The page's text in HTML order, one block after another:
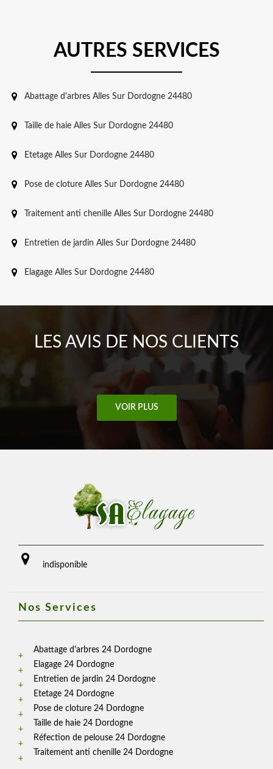
AUTRES SERVICES
Abattage d'arbres Alles Sur Dordogne 24480
Taille de haie Alles Sur Dordogne 24480
Etetage Alles Sur Dordogne 24480
Pose de cloture Alles Sur Dordogne 24480
Traitement anti chenille Alles Sur Dordogne 24480
Entretien de jardin Alles Sur Dordogne 24480
Elagage Alles Sur Dordogne 24480
LES AVIS DE NOS CLIENTS
VOIR PLUS
indisponible
Nos Services
Abattage d'arbres 24 Dordogne
Elagage 24 Dordogne
Entretien de jardin 24 Dordogne
Etetage 24 Dordogne
Pose de cloture 24 Dordogne
Taille de haie 24 Dordogne
Réfection de pelouse 24 Dordogne
Traitement anti chenille 24 Dordogne